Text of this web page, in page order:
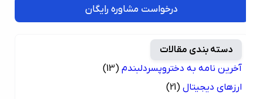
درخواست مشاوره رایگان
دسته بندی مقالات
آخرین نامه به دختروپسردلبندم (13)
ارزهای دیجیتال (21)